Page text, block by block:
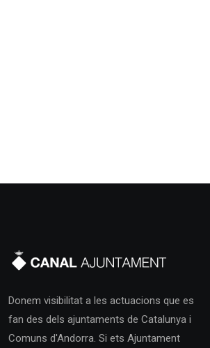
Donem visibilitat a les actuacions que es
fan des dels ajuntaments de Catalunya i
Comuns d'Andorra. Si ets Ajuntament